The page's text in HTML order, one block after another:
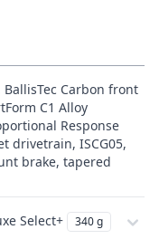
Carbon front
C1 Alloy
Response
drivetrain, ISCG05,
brake, tapered
Select+ 340 g